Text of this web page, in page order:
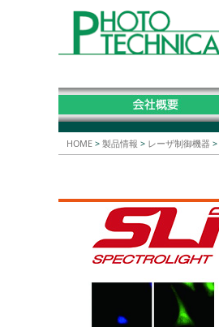
HOME > 製品情報 > レーザ制御機器 >